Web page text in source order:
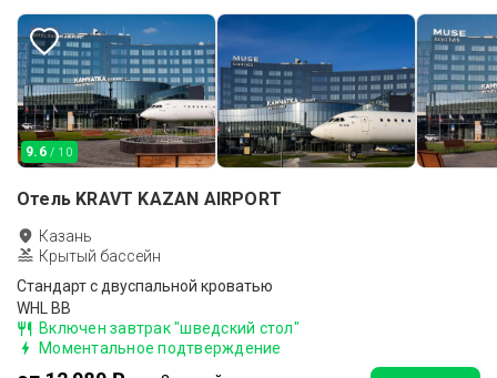
9.6 / 10
Отель KRAVT KAZAN AIRPORT
Казань
Крытый бассейн
Стандарт с двуспальной кроватью
WHL BB
Включен завтрак "шведский стол"
Моментальное подтверждение